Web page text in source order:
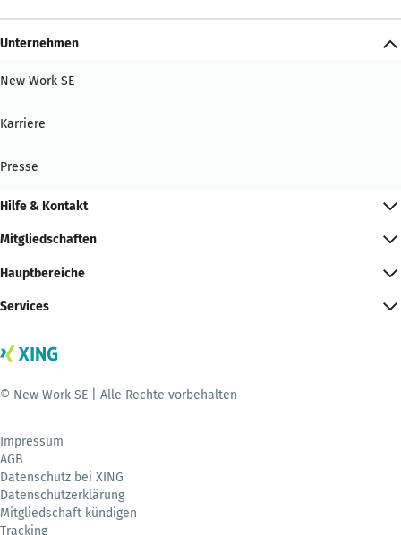
Unternehmen
New Work SE
Karriere
Presse
Hilfe & Kontakt
Mitgliedschaften
Hauptbereiche
Services
© New Work SE | Alle Rechte vorbehalten
Impressum
AGB
Datenschutz bei XING
Datenschutzerklärung
Mitgliedschaft kündigen
Tracking